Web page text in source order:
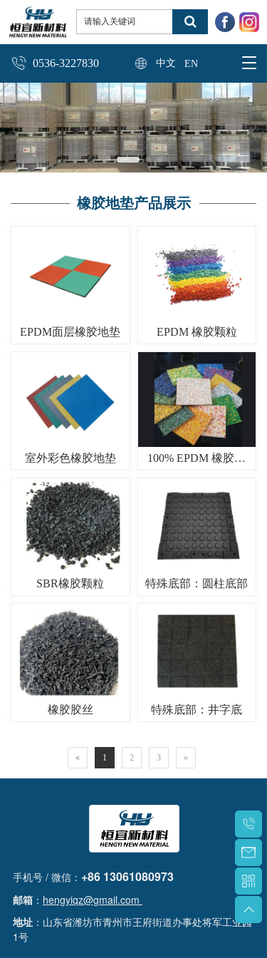
T
g
l
e
n
a
v
g
0536-3227830 中文 EN
橡胶地垫产品展示
EPDM面层橡胶地垫
室外彩色橡胶地垫
SBR橡胶颗粒
橡胶胶丝
EPDM 橡胶颗粒
100% EPDM 橡胶地垫
特殊底部：圆柱底部
特殊底部：井字底
« 1 2 3 »
手机号 / 微信： +86 13061080973
邮箱 ： hengyiqz@gmail.com
地址 ：山东省潍坊市青州市王府街道办事处将军工业园
1号